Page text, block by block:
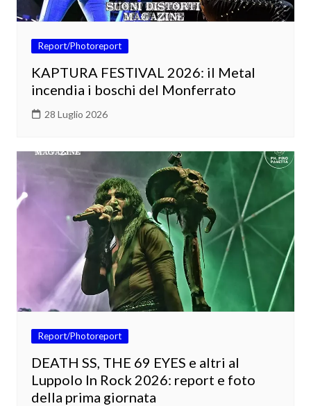
Report/Photoreport
KAPTURA FESTIVAL 2026: il Metal
incendia i boschi del Monferrato
28 Luglio 2026
Report/Photoreport
DEATH SS, THE 69 EYES e altri al
Luppolo In Rock 2026: report e foto
della prima giornata